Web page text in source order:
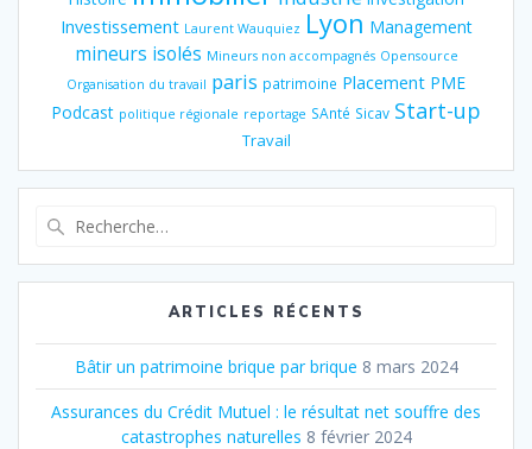
Investissement Laurent Wauquiez Lyon Management
mineurs isolés Mineurs non accompagnés Opensource
Organisation du travail paris patrimoine Placement PME
Podcast politique régionale reportage SAnté Sicav Start-up
Travail
:
ARTICLES RÉCENTS
Bâtir un patrimoine brique par brique 8 mars 2024
Assurances du Crédit Mutuel : le résultat net souffre des
catastrophes naturelles 8 février 2024